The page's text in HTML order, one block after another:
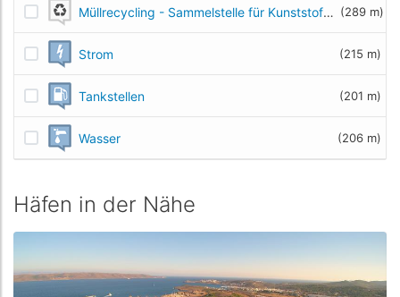
Müllrecycling - Sammelstelle für Kunststoff- und Metallmüll (289 m)
Strom (215 m)
Tankstellen (201 m)
Wasser (206 m)
Häfen in der Nähe